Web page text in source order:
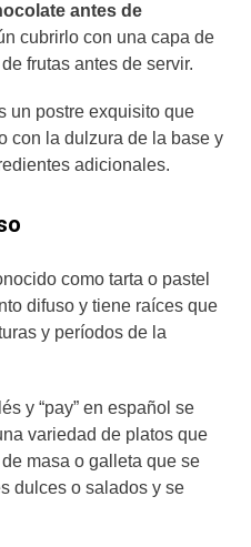
antes de
cubrirlo con una capa de
frutas antes de servir.
un postre exquisito que
con la dulzura de la base y
adicionales.
como tarta o pastel
difuso y tiene raíces que
y períodos de la
y “pay” en español se
variedad de platos que
masa o galleta que se
dulces o salados y se